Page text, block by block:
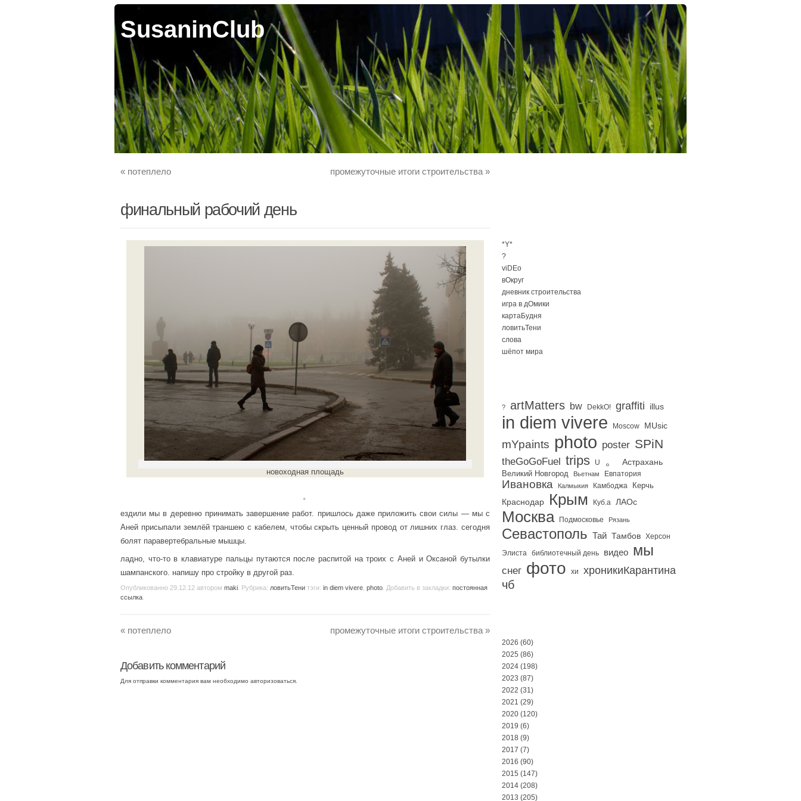
SusaninClub
« потеплело промежуточные итоги строительства »
финальный рабочий день
новоходная площадь
。
ездили мы в деревню принимать завершение работ. пришлось даже приложить свои силы — мы с
Аней присыпали землёй траншею с кабелем, чтобы скрыть ценный провод от лишних глаз. сегодня
болят паравертебральные мышцы.
ладно, что-то в клавиатуре пальцы путаются после распитой на троих с Аней и Оксаной бутылки
шампанского. напишу про стройку в другой раз.
Опубликованно 29.12.12 автором maki . Рубрика: ловитьТени тэги: in diem vivere photo . Добавить в закладки: постоянная
ссылка
« потеплело промежуточные итоги строительства »
Добавить комментарий
Для отправки комментария вам необходимо авторизоваться
*Y*
?
viDEo
вОкруг
дневник строительства
игра в дОмики
картаБудня
ловитьТени
слова
шёпот мира
? artMatters bw DekkO! graffiti illus
in diem vivere Moscow MUsic
mYpaints photo poster SPiN
theGoGoFuel trips U 。 Астрахань
Великий Новгород Вьетнам Евпатория
Ивановка Калмыкия Камбоджа Керчь
Краснодар Крым Куб.а ЛАОс
Москва Подмосковье Рязань
Севастополь Тай Тамбов Херсон
Элиста библиотечный день видео мы
снег фото хи хроникиКарантина
чб
2026 (60)
2025 (86)
2024 (198)
2023 (87)
2022 (31)
2021 (29)
2020 (120)
2019 (6)
2018 (9)
2017 (7)
2016 (90)
2015 (147)
2014 (208)
2013 (205)